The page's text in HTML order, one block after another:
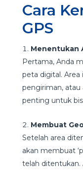
Cara
GPS
Menentukan
Pertama, Anda
peta digital. Area
pengiriman, atau
penting untuk
Membuat
Setelah area
akan membuat
telah ditentukan.